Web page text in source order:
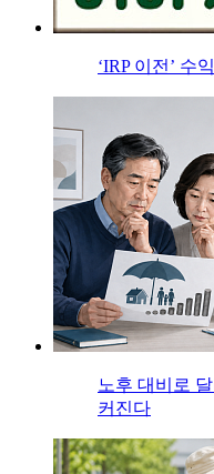
‘IRP 이전’ 수
노후 대비로
커진다